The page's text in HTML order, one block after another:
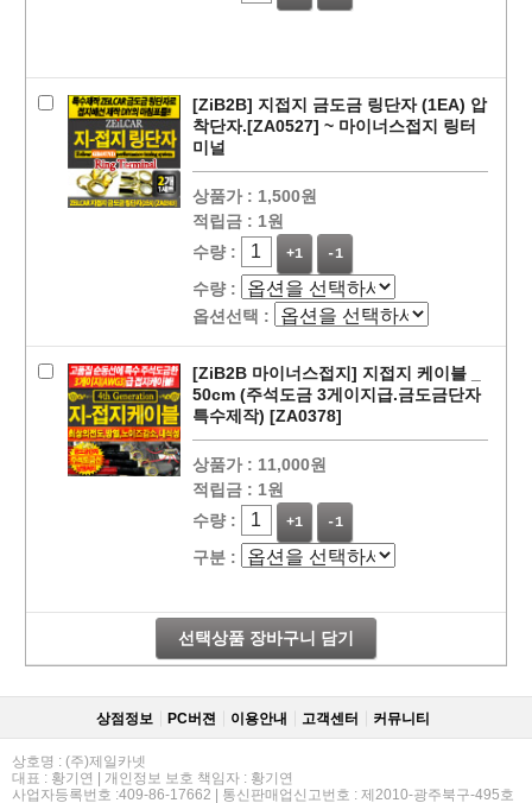
[ZiB2B] 지접지 금도금 링단자 (1EA) 압
착단자.[ZA0527] ~ 마이너스접지 링터
미널
상품가 : 1,500원
적립금 : 1원
수량 :
+1 -1
수량 :
옵션선택 :
[ZiB2B 마이너스접지] 지접지 케이블 _
50cm (주석도금 3게이지급.금도금단자
특수제작) [ZA0378]
상품가 : 11,000원
적립금 : 1원
수량 :
+1 -1
구분 :
선택상품 장바구니 담기
상점정보 PC버젼 이용안내 고객센터 커뮤니티
상호명 : (주)제일카넷
대표 : 황기연 | 개인정보 보호 책임자 : 황기연
사업자등록번호 :409-86-17662 | 통신판매업신고번호 : 제2010-광주북구-495호